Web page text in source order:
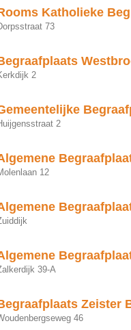
Katholieke
73
2
2
12
39-A
Zeister
46